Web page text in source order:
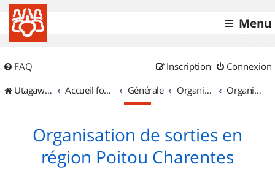
Menu
FAQ Connexion
Inscription
UtagawaVTT (Randos VTT et VTTAE avec traces GPS)
Accueil forum Générale Organisation de sorties & Recherche de partenaires Organisation de sorties en région Poitou Charentes
Organisation de sorties en
région Poitou Charentes